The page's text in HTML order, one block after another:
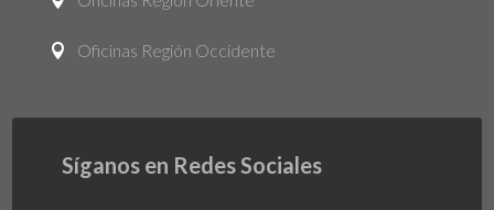
 Oficinas Región Occidente
Síganos en Redes Sociales